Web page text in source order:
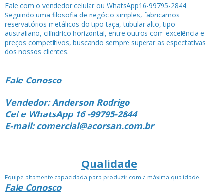
Fale com o vendedor celular ou WhatsApp16-99795-2844
Seguindo uma filosofia de negócio simples, fabricamos
reservatórios metálicos do tipo taça, tubular alto, tipo
australiano, cilíndrico horizontal, entre outros com excelência e
preços competitivos, buscando sempre superar as espectativas
dos nossos clientes.
Fale Conosco
Vendedor: Anderson Rodrigo
Cel e WhatsApp 16 -99795-2844
E-mail: comercial@acorsan.com.br
Qualidade
Equipe altamente capacidada para produzir com a máxima qualidade.
Fale Conosco